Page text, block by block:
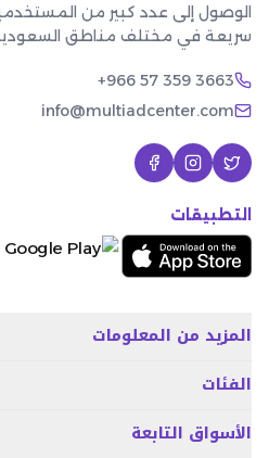
الوصول إلى عدد كبير من
سريعة في مختلف مناطق
+966 57 359 3663
info@multiadcenter.com
التطبيقات
المزيد من المعلومات
الفئات
الأسواق التابعة